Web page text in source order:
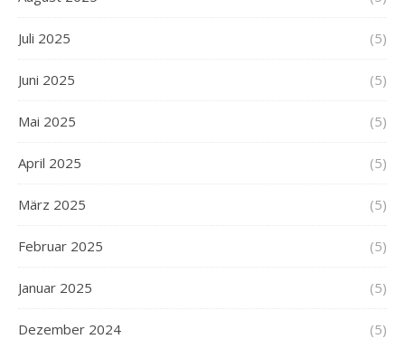
Juli 2025 (5)
Juni 2025 (5)
Mai 2025 (5)
April 2025 (5)
März 2025 (5)
Februar 2025 (5)
Januar 2025 (5)
Dezember 2024 (5)